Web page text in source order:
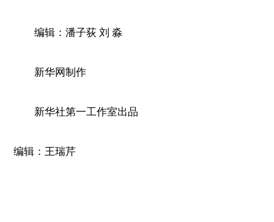
编辑：潘子荻 刘 淼
新华网制作
新华社第一工作室出品
编辑：王瑞芹